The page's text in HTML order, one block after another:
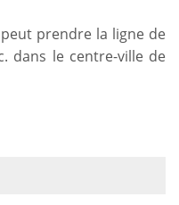
prendre la ligne de
dans le centre-ville de